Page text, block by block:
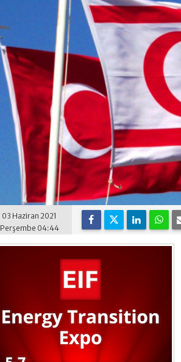
03 Haziran 2021
Perşembe 04:44